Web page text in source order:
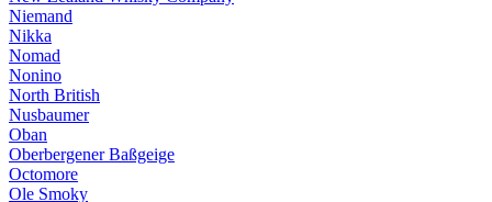
Niemand
Nikka
Nomad
Nonino
North British
Nusbaumer
Oban
Oberbergener Baßgeige
Octomore
Ole Smoky